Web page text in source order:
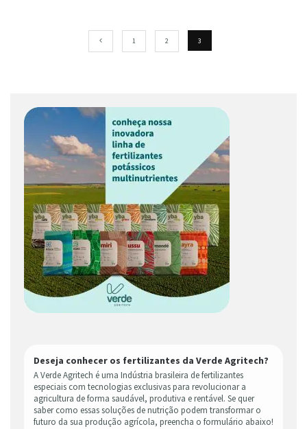
1 2 3
Deseja conhecer os fertilizantes da Verde Agritech?
A Verde Agritech é uma Indústria brasileira de fertilizantes
especiais com tecnologias exclusivas para revolucionar a
agricultura de forma saudável, produtiva e rentável. Se quer
saber como essas soluções de nutrição podem transformar o
futuro da sua produção agrícola, preencha o formulário abaixo!